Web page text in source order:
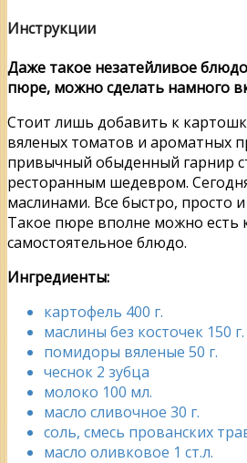
Инструкции
Даже такое незатейливое
пюре, можно сделать намного
Стоит лишь добавить к
вяленых томатов и ароматных
привычный обыденный гарнир
ресторанным шедевром.
маслинами. Все быстро, просто
Такое пюре вполне можно есть
самостоятельное блюдо.
Ингредиенты:
картофель 400 г.
маслины без косточек 150 г.
помидоры вяленые 50 г.
чеснок 2 зубца
молоко 100 мл.
масло сливочное 30 г.
соль, смесь прованских
масло оливковое 1 ст.л.